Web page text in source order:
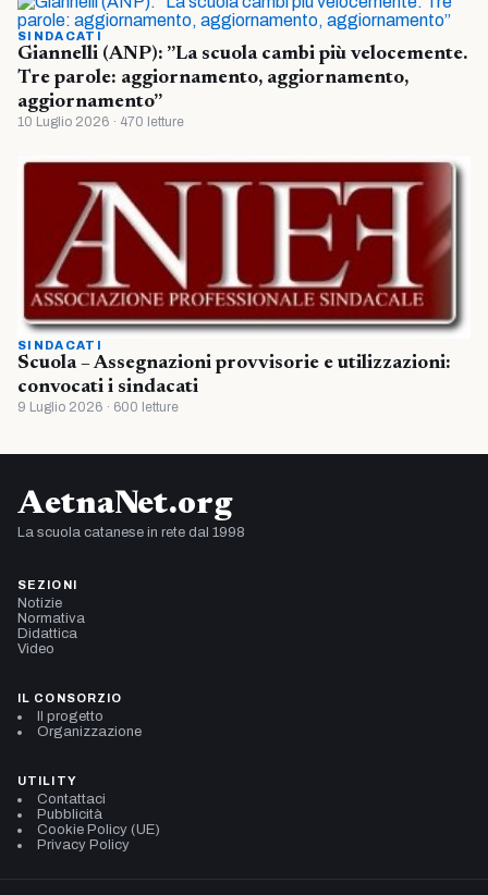
SINDACATI
Giannelli (ANP): ”La scuola cambi più velocemente.
Tre parole: aggiornamento, aggiornamento,
aggiornamento”
10 Luglio 2026 · 470 letture
SINDACATI
Scuola – Assegnazioni provvisorie e utilizzazioni:
convocati i sindacati
9 Luglio 2026 · 600 letture
AetnaNet.org
La scuola catanese in rete dal 1998
SEZIONI
Notizie
Normativa
Didattica
Video
IL CONSORZIO
Il progetto
Organizzazione
UTILITY
Contattaci
Pubblicità
Cookie Policy (UE)
Privacy Policy